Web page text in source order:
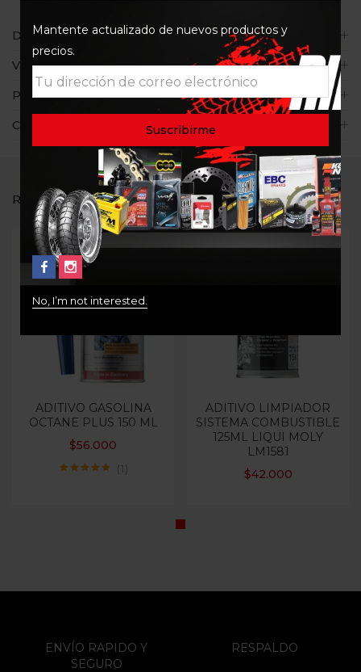
Descripción
Valoraciones (0)
Políticas de la tienda
Consultas
RELATED PRODUCTS
ADITIVO GASOLINA
OCTANE PLUS 150 ML
$56.000
1
ADITIVO LIMPIADOR
SISTEMA COMBUSTIBLE
125ML LIQUI MOLY
LM1581
$42.000
Mantente actualizado de nuevos productos y
precios.
No, I’m not interested.
ENVÍO RAPIDO Y
SEGURO
RESPALDO